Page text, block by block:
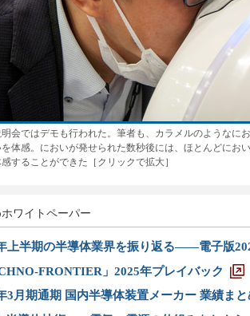
会ではデモも行われた。筆者も、カラメルのようなに
体感。においが発せられた数秒後には、ほとんどにお
することができた［クリックで拡大］
ワイトペーパー
上半期の半導体業界を振り返る――電子版
FRONTIER」2025年プレイバック
3月期通期 国内半導体装置メーカー 業績まと